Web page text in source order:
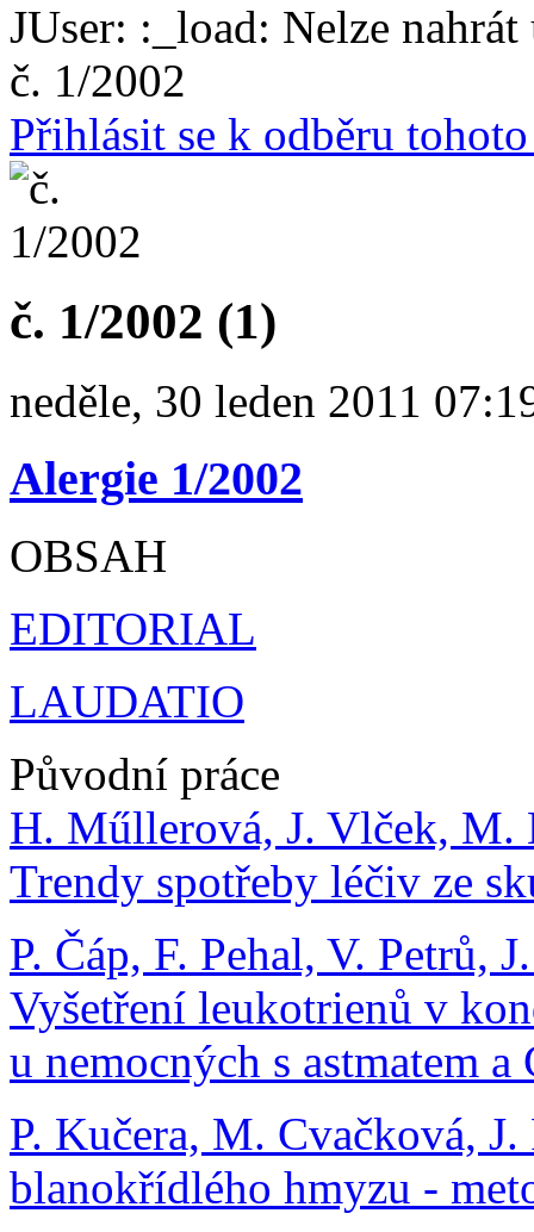
JUser: :_load: Nelze
č. 1/2002
Přihlásit se k odběru
č. 1/2002 (1)
neděle, 30 leden 2011
Alergie 1/2002
OBSAH
EDITORIAL
LAUDATIO
Původní práce
H. Műllerová, J. Vlček, M.
Trendy spotřeby léčiv ze
P. Čáp, F. Pehal, V. Petrů,
Vyšetření leukotrienů v
u nemocných s astmatem a
P. Kučera, M. Cvačková,
blanokřídlého hmyzu -